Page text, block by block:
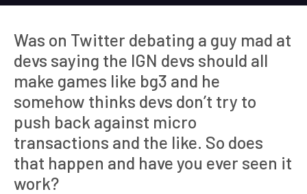
Was on Twitter debating a guy mad at
devs saying the IGN devs should all
make games like bg3 and he
somehow thinks devs don’t try to
push back against micro
transactions and the like. So does
that happen and have you ever seen it
work?